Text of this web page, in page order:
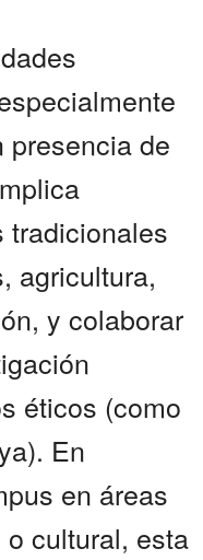
presencia de
tradicionales
agricultura,
y colaborar
éticos (como
En
en áreas
cultural, esta